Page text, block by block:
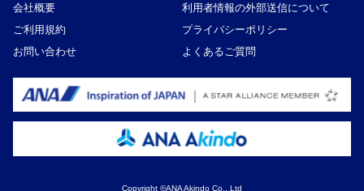
会社概要
利用者情報の外部送信について
ご利用規約
プライバシーポリシー
お問い合わせ
よくあるご質問
Copyright ©ANA Akindo Co., Ltd